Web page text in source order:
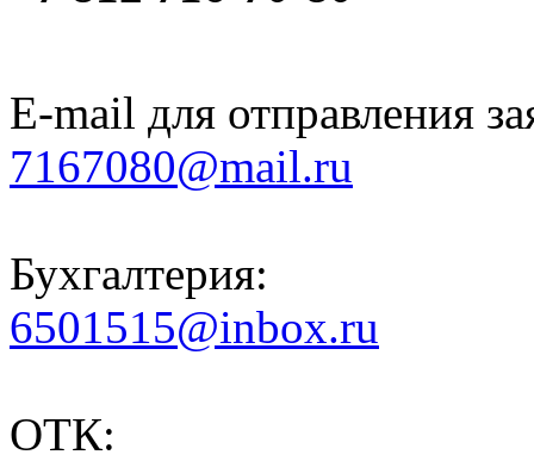
E-mail для отправления
7167080@mail.ru
Бухгалтерия:
6501515@inbox.ru
ОТК: